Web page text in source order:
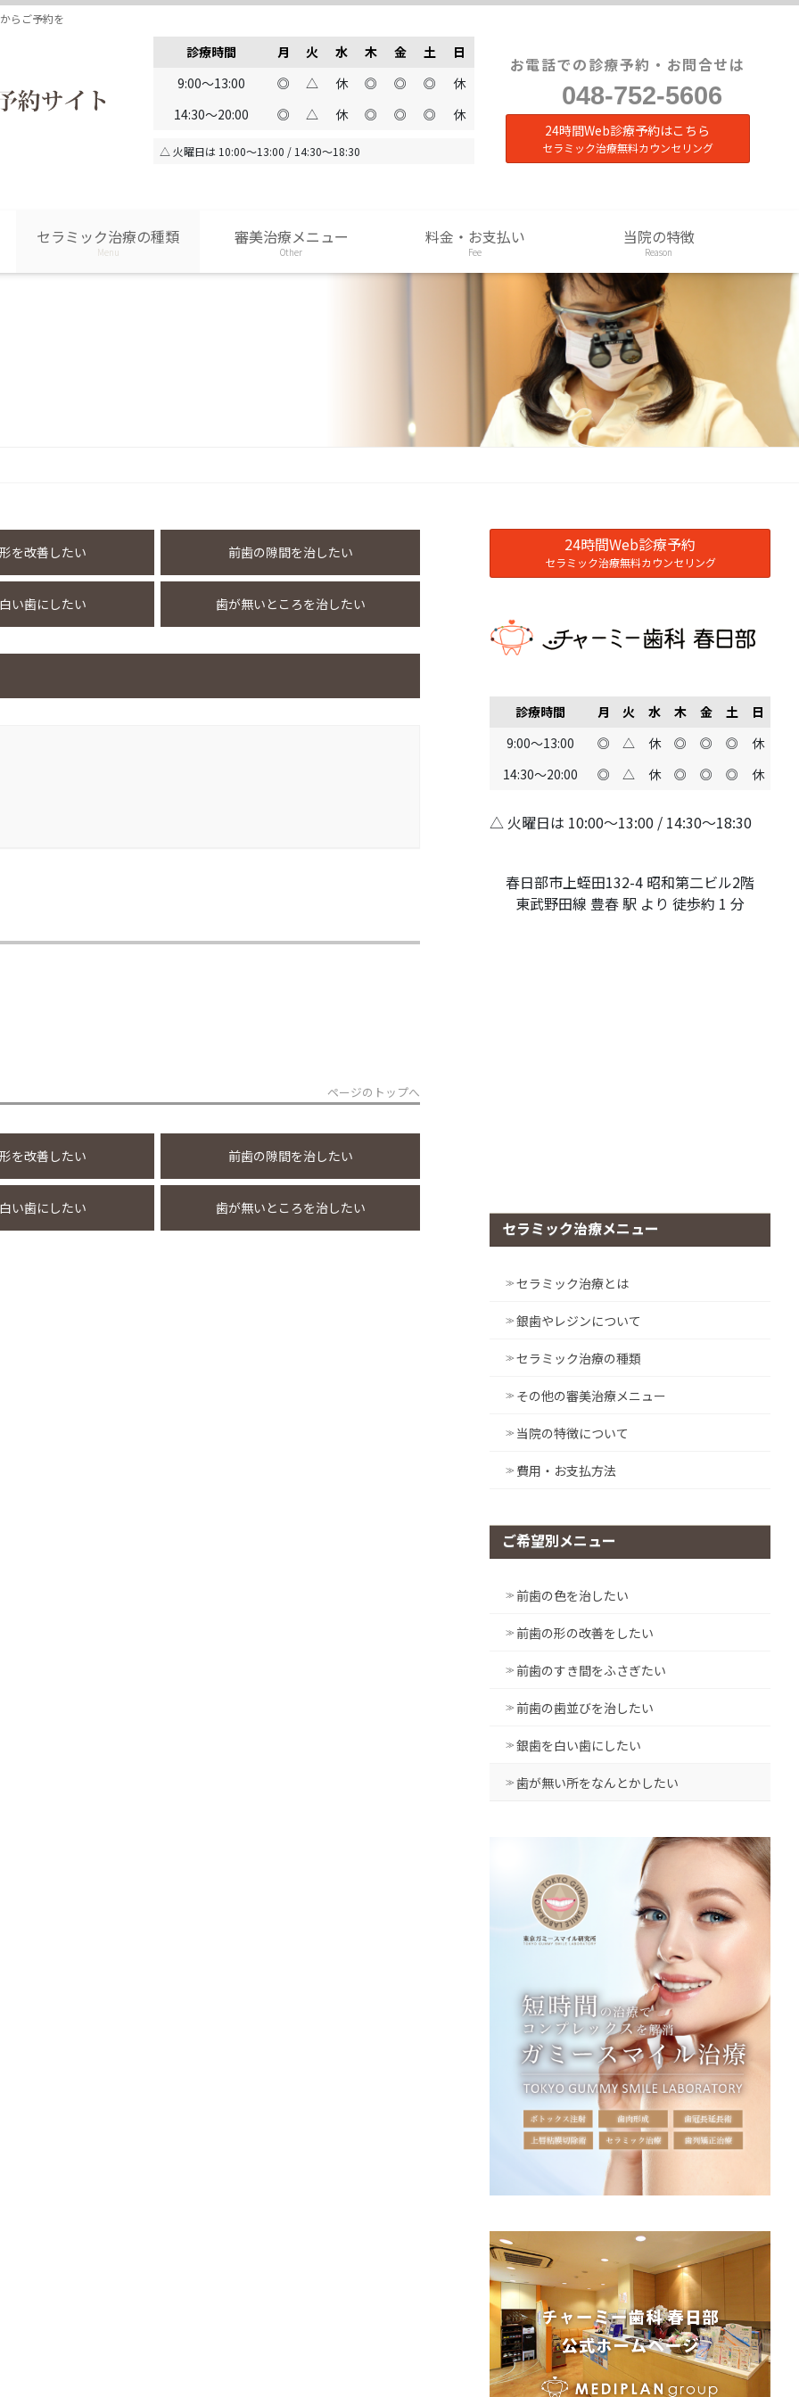
らご予約を
診療時間 月 火 水 木 金 土
日
9:00～13:00
◎ △ 休 ◎ ◎ ◎
休
14:30～20:00
◎ △ 休 ◎ ◎ ◎ 休
△ 火曜日は 10:00～13:00 / 14:30～18:30
お電話での診療予約・お問合せは
048-752-5606
24時間Web診療予約はこちら
セラミック治療無料カウンセリング
セラミック治療の種類
Menu
審美治療メニュー
Other
料金・お支払い
Fee
当院の特徴
Reason
を改善したい 前歯の隙間を治したい
い歯にしたい 歯が無いところを治したい
ページのトップへ
を改善したい 前歯の隙間を治したい
い歯にしたい 歯が無いところを治したい
24時間Web診療予約
セラミック治療無料カウンセリング
診療時間 月 火 水 木 金 土
日
9:00～13:00
◎ △ 休 ◎ ◎ ◎
休
14:30～20:00
◎ △ 休 ◎ ◎ ◎ 休
△ 火曜日は 10:00～13:00 / 14:30～18:30
春日部市上蛭田132-4 昭和第二ビル2階
東武野田線 豊春 駅 より 徒歩約 1 分
セラミック治療メニュー
セラミック治療とは
銀歯やレジンについて
セラミック治療の種類
その他の審美治療メニュー
当院の特徴について
費用・お支払方法
ご希望別メニュー
前歯の色を治したい
前歯の形の改善をしたい
前歯のすき間をふさぎたい
前歯の歯並びを治したい
銀歯を白い歯にしたい
歯が無い所をなんとかしたい